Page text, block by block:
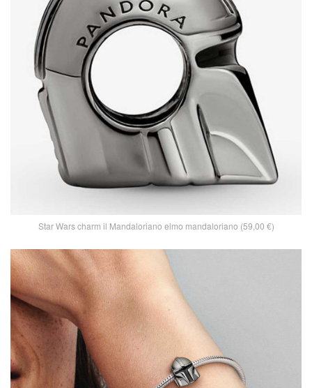
Star Wars charm il Mandaloriano elmo mandaloriano (59,00 €)